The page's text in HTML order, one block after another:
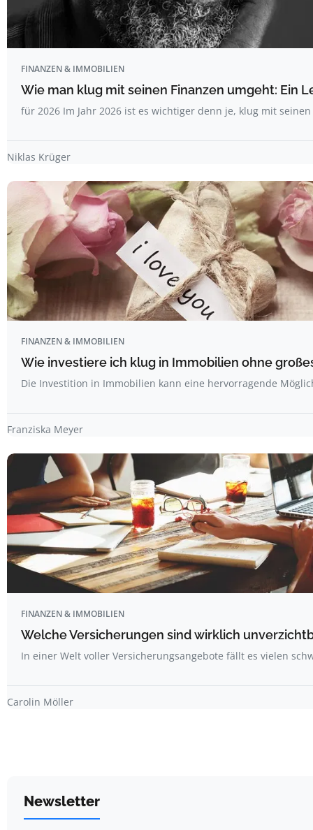
FINANZEN & IMMOBILIEN
Wie man klug mit seinen Finanzen umgeht: Ein
für 2026 Im Jahr 2026 ist es wichtiger denn je, klug mit
Niklas Krüger
FINANZEN & IMMOBILIEN
Wie investiere ich klug in Immobilien ohne
Die Investition in Immobilien kann eine hervorragende
Franziska Meyer
FINANZEN & IMMOBILIEN
Welche Versicherungen sind wirklich
In einer Welt voller Versicherungsangebote fällt es vielen
Carolin Möller
Newsletter